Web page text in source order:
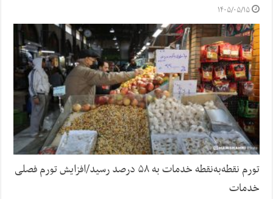
۱۴۰۵/۰۵/۱۵
تورم نقطه‌به‌نقطه خدمات به ۵۸ درصد رسید/افزایش تورم فصلی
خدمات